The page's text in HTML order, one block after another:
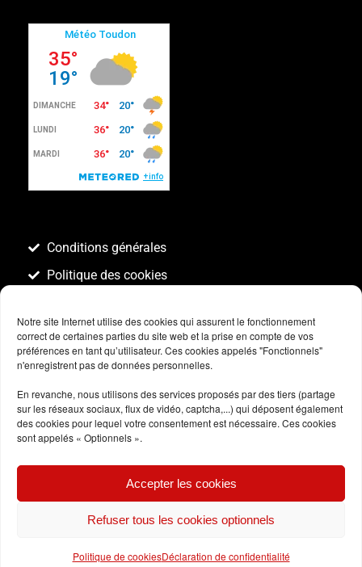
Notre site Internet utilise des cookies qui assurent le fonctionnement
correct de certaines parties du site web et la prise en compte de vos
préférences en tant qu’utilisateur. Ces cookies appelés "Fonctionnels"
n'enregistrent pas de données personnelles.
En revanche, nous utilisons des services proposés par des tiers (partage
sur les réseaux sociaux, flux de vidéo, captcha,...) qui déposent également
des cookies pour lequel votre consentement est nécessaire. Ces cookies
sont appelés « Optionnels ».
Accepter les cookies
Refuser tous les cookies optionnels
Politique de cookiesDéclaration de confidentialité
Conditions générales
Politique des cookies